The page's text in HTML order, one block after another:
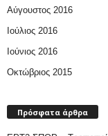
Αύγουστος 2016
Ιούλιος 2016
Ιούνιος 2016
Οκτώβριος 2015
Πρόσφατα άρθρα